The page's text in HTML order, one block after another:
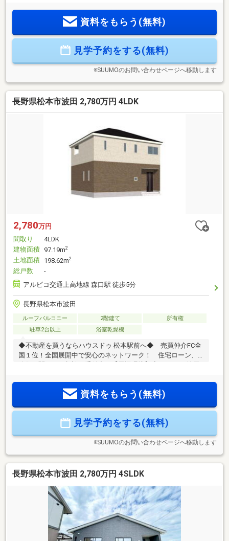
会話が弾む対面式キッチンを採用。キッチン横にはパントリ
ーとしても使えるユーティリティースペースがあり、食品や
スは並列で2台以上可能（車種による）。松本電気鉄道「森口
駅」まで約350mと通勤・通学にも便利な立地です。平屋なら
資料をもらう(無料)
見学予約をする(無料)
※SUUMOのお問い合わせページへ移動します
長野県松本市波田 2,780万円 4LDK
2,780万円
間取り
4LDK
建物面積 97.19m2
土地面積 198.62m2
総戸数
-
アルピコ交通上高地線 森口駅 徒歩5分
長野県松本市波田
ルーフバルコニー 2階建て
所有権
駐車2台以上
浴室乾燥機
◆不動産を買うならハウスドゥ 松本駅前へ◆ 売買仲介FC全
国１位！全国展開中で安心のネットワーク！ 住宅ローン、
歩7分(約550m)◆松本市 波田支所まで徒歩7分(約560m)◆松本
市立病院まで徒歩9分(約700m)◆セブン-イレブン 信州波田町
前 【 TEL ： 0263-31-3517 】
資料をもらう(無料)
見学予約をする(無料)
※SUUMOのお問い合わせページへ移動します
長野県松本市波田 2,780万円 4SLDK